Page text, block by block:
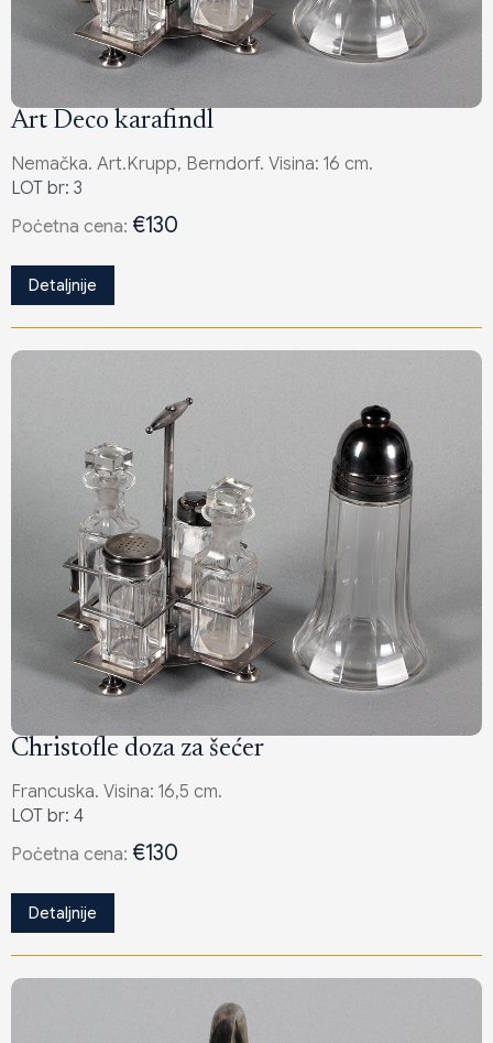
Art Deco karafindl
Nemačka. Art.Krupp, Berndorf. Visina: 16 cm.
LOT br: 3
Poċetna cena: €130
Detaljnije
Christofle doza za šećer
Francuska. Visina: 16,5 cm.
LOT br: 4
Poċetna cena: €130
Detaljnije